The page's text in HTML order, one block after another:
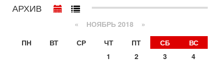
В этом выпуске мы разбираем одну из самых тревожных
тем израильской политики. Известно, что израильская
Служба общей безопасности (ШАБАК) создала
3-08-2026, 08:32
Трамп и Иран: последний шанс - НОВОСТИ
АРХИВ
« НОЯБРЬ 2018 »
ПН
ВТ СР ЧТ ПТ СБ
ВС
1
2 3
4